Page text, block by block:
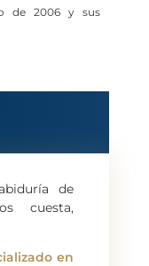
de 2006 y sus
de
cuesta,
en